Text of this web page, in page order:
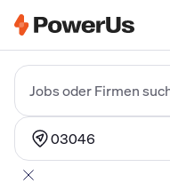
Jobs oder Firmen
03046